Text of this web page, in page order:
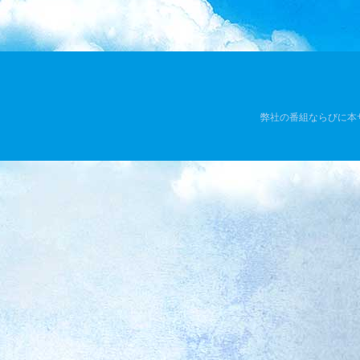
弊社の番組ならびに